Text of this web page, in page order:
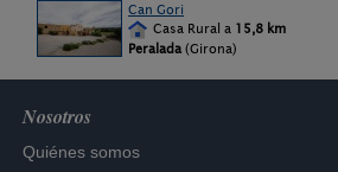
Can Gori
Casa Rural a 15,8 km
Peralada (Girona)
Nosotros
Quiénes somos